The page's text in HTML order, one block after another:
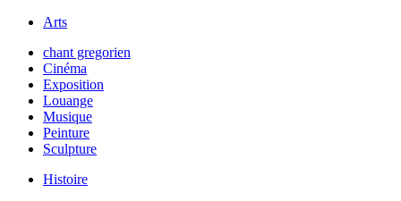
Arts
chant gregorien
Cinéma
Exposition
Louange
Musique
Peinture
Sculpture
Histoire